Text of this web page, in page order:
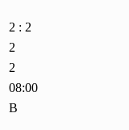
2 : 2
2
2
08:00
B